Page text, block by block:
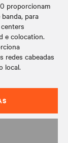
proporcionam
para
e colocation.
redes cabeadas
local.